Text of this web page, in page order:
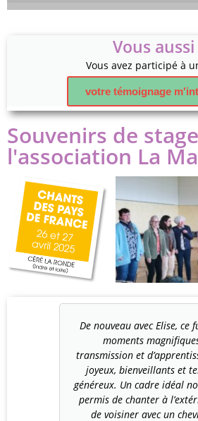
Vous aussi
Vous avez participé à
votre témoignage
Souvenirs de
l'association La
De nouveau avec Elise, ce
moments
transmission et
joyeux, bienveillants et
généreux. Un cadre idéal
permis de chanter à
de voisiner avec un